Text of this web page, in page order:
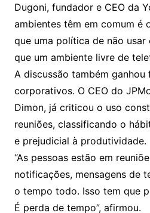
Dugoni, fundador e CEO da
ambientes têm em comum é
que uma política de não usar
que um ambiente livre de
A discussão também
corporativos. O CEO do
Dimon, já criticou o uso
reuniões, classificando o
e prejudicial à produtividade.
“As pessoas estão em
notificações, mensagens de
o tempo todo. Isso tem que
É perda de tempo”, afirmou.